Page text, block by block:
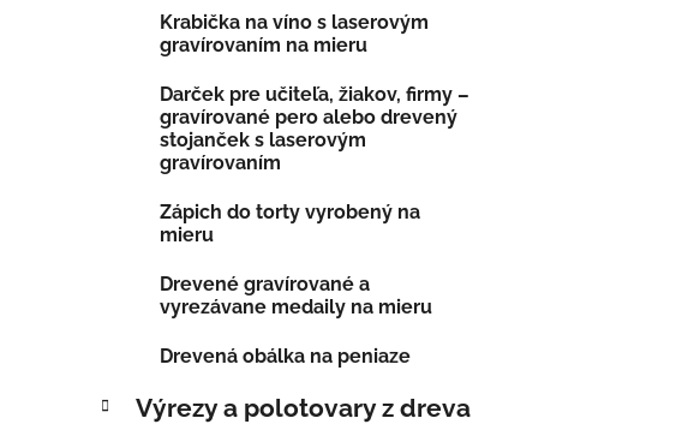
Krabička na víno s laserovým
gravírovaním na mieru
Darček pre učiteľa, žiakov, firmy –
gravírované pero alebo drevený
stojanček s laserovým
gravírovaním
Zápich do torty vyrobený na
mieru
Drevené gravírované a
vyrezávane medaily na mieru
Drevená obálka na peniaze
Výrezy a polotovary z dreva